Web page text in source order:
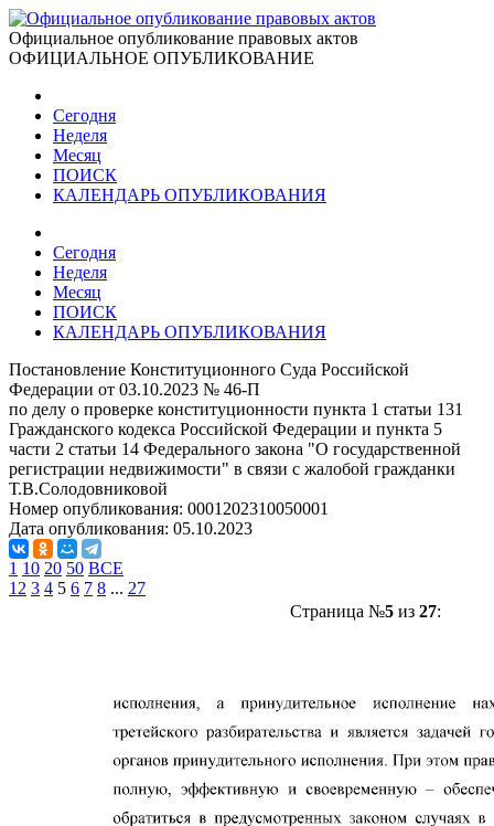
Официальное опубликование правовых актов
ОФИЦИАЛЬНОЕ ОПУБЛИКОВАНИЕ
Сегодня
Неделя
Месяц
ПОИСК
КАЛЕНДАРЬ ОПУБЛИКОВАНИЯ
Сегодня
Неделя
Месяц
ПОИСК
КАЛЕНДАРЬ ОПУБЛИКОВАНИЯ
Постановление Конституционного Суда Российской
Федерации от 03.10.2023 № 46-П
по делу о проверке конституционности пункта 1 статьи 131
Гражданского кодекса Российской Федерации и пункта 5
части 2 статьи 14 Федерального закона "О государственной
регистрации недвижимости" в связи с жалобой гражданки
Т.В.Солодовниковой
Номер опубликования: 0001202310050001
Дата опубликования: 05.10.2023
1 10 20 50 ВСЕ
1 2 3 4 5 6 7 8 ... 27
Страница №5из 27: